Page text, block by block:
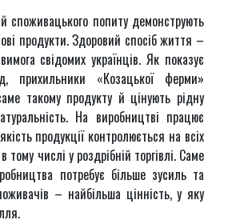
споживацького попиту демонструють
продукти. Здоровий спосіб життя –
свідомих українців. Як показує
прихильники «Козацької ферми»
такому продукту й цінують рідну
На виробництві працює
продукції контролюється на всіх
тому числі у роздрібній торгівлі. Саме
потребує більше зусиль та
– найбільша цінність, у яку